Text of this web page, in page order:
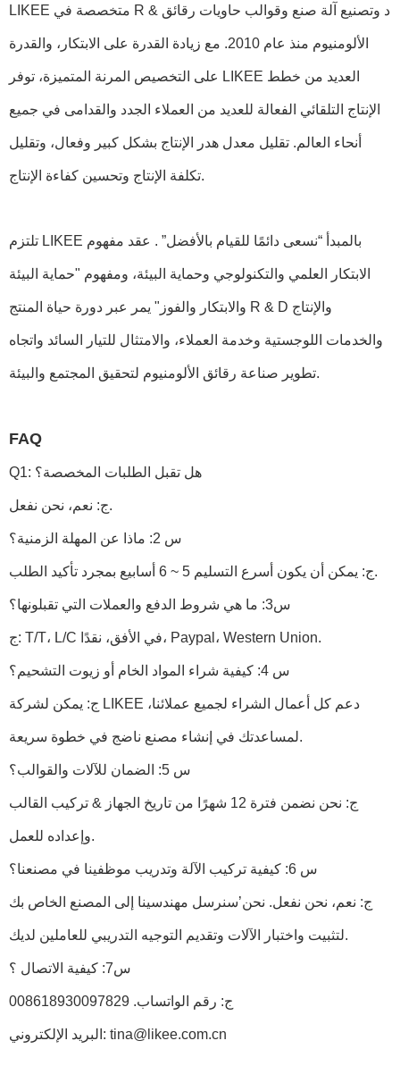
LIKEE متخصصة في R & د وتصنيع آلة صنع وقوالب حاويات رقائق
الألومنيوم منذ عام 2010. مع زيادة القدرة على الابتكار، والقدرة
على التخصيص المرنة المتميزة، توفر LIKEE العديد من خطط
الإنتاج التلقائي الفعالة للعديد من العملاء الجدد والقدامى في جميع
أنحاء العالم. تقليل معدل هدر الإنتاج بشكل كبير وفعال، وتقليل
تكلفة الإنتاج وتحسين كفاءة الإنتاج.
تلتزم LIKEE بالمبدأ “نسعى دائمًا للقيام بالأفضل” . عقد مفهوم
الابتكار العلمي والتكنولوجي وحماية البيئة، ومفهوم "حماية البيئة
والابتكار والفوز" يمر عبر دورة حياة المنتج R & D والإنتاج
والخدمات اللوجستية وخدمة العملاء، والامتثال للتيار السائد واتجاه
تطوير صناعة رقائق الألومنيوم لتحقيق المجتمع والبيئة.
FAQ
Q1: هل تقبل الطلبات المخصصة؟
ج: نعم، نحن نفعل.
س 2: ماذا عن المهلة الزمنية؟
ج: يمكن أن يكون أسرع التسليم 5 ~ 6 أسابيع بمجرد تأكيد الطلب.
س3: ما هي شروط الدفع والعملات التي تقبلونها؟
ج: T/T، L/C في الأفق، نقدًا، Paypal، Western Union.
س 4: كيفية شراء المواد الخام أو زيوت التشحيم؟
ج: يمكن لشركة LIKEE دعم كل أعمال الشراء لجميع عملائنا،
لمساعدتك في إنشاء مصنع ناضج في خطوة سريعة.
س 5: الضمان للآلات والقوالب؟
ج: نحن نضمن فترة 12 شهرًا من تاريخ الجهاز & تركيب القالب
وإعداده للعمل.
س 6: كيفية تركيب الآلة وتدريب موظفينا في مصنعنا؟
ج: نعم، نحن نفعل. نحن’سنرسل مهندسينا إلى المصنع الخاص بك
لتثبيت واختبار الآلات وتقديم التوجيه التدريبي للعاملين لديك.
س7: كيفية الاتصال ؟
ج: رقم الواتساب. 008618930097829
البريد الإلكتروني: tina@likee.com.cn